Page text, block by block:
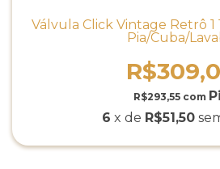
Válvula Click Vintage Retrô 1
Pia/Cuba/
R$293,55 com
6 x de R$51,50